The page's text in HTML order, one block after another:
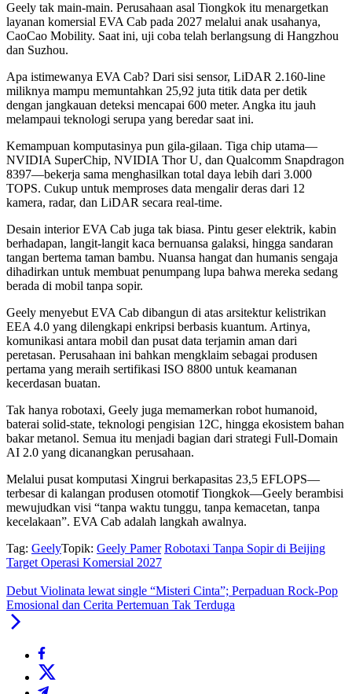
Geely tak main-main. Perusahaan asal Tiongkok itu menargetkan
layanan komersial EVA Cab pada 2027 melalui anak usahanya,
CaoCao Mobility. Saat ini, uji coba telah berlangsung di Hangzhou
dan Suzhou.
Apa istimewanya EVA Cab? Dari sisi sensor, LiDAR 2.160-line
miliknya mampu memuntahkan 25,92 juta titik data per detik
dengan jangkauan deteksi mencapai 600 meter. Angka itu jauh
melampaui teknologi serupa yang beredar saat ini.
Kemampuan komputasinya pun gila-gilaan. Tiga chip utama—
NVIDIA SuperChip, NVIDIA Thor U, dan Qualcomm Snapdragon
8397—bekerja sama menghasilkan total daya lebih dari 3.000
TOPS. Cukup untuk memproses data mengalir deras dari 12
kamera, radar, dan LiDAR secara real-time.
Desain interior EVA Cab juga tak biasa. Pintu geser elektrik, kabin
berhadapan, langit-langit kaca bernuansa galaksi, hingga sandaran
tangan bertema taman bambu. Nuansa hangat dan humanis sengaja
dihadirkan untuk membuat penumpang lupa bahwa mereka sedang
berada di mobil tanpa sopir.
Geely menyebut EVA Cab dibangun di atas arsitektur kelistrikan
EEA 4.0 yang dilengkapi enkripsi berbasis kuantum. Artinya,
komunikasi antara mobil dan pusat data terjamin aman dari
peretasan. Perusahaan ini bahkan mengklaim sebagai produsen
pertama yang meraih sertifikasi ISO 8800 untuk keamanan
kecerdasan buatan.
Tak hanya robotaxi, Geely juga memamerkan robot humanoid,
baterai solid-state, teknologi pengisian 12C, hingga ekosistem bahan
bakar metanol. Semua itu menjadi bagian dari strategi Full-Domain
AI 2.0 yang dicanangkan perusahaan.
Melalui pusat komputasi Xingrui berkapasitas 23,5 EFLOPS—
terbesar di kalangan produsen otomotif Tiongkok—Geely berambisi
mewujudkan visi “tanpa waktu tunggu, tanpa kemacetan, tanpa
kecelakaan”. EVA Cab adalah langkah awalnya.
Tag: GeelyTopik: Geely Pamer Robotaxi Tanpa Sopir di Beijing
Target Operasi Komersial 2027
Debut Violinata lewat single “Misteri Cinta”; Perpaduan Rock-Pop
Emosional dan Cerita Pertemuan Tak Terduga